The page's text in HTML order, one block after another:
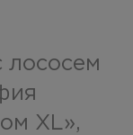
лососем
XL»,